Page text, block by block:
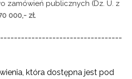
zamówień publicznych (Dz. U. z
000,- zł.
która dostępna jest pod